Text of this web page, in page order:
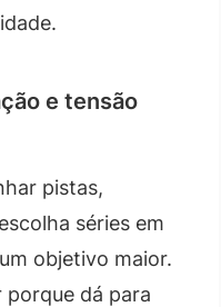
e tensão
pistas,
séries em
objetivo maior.
porque dá para